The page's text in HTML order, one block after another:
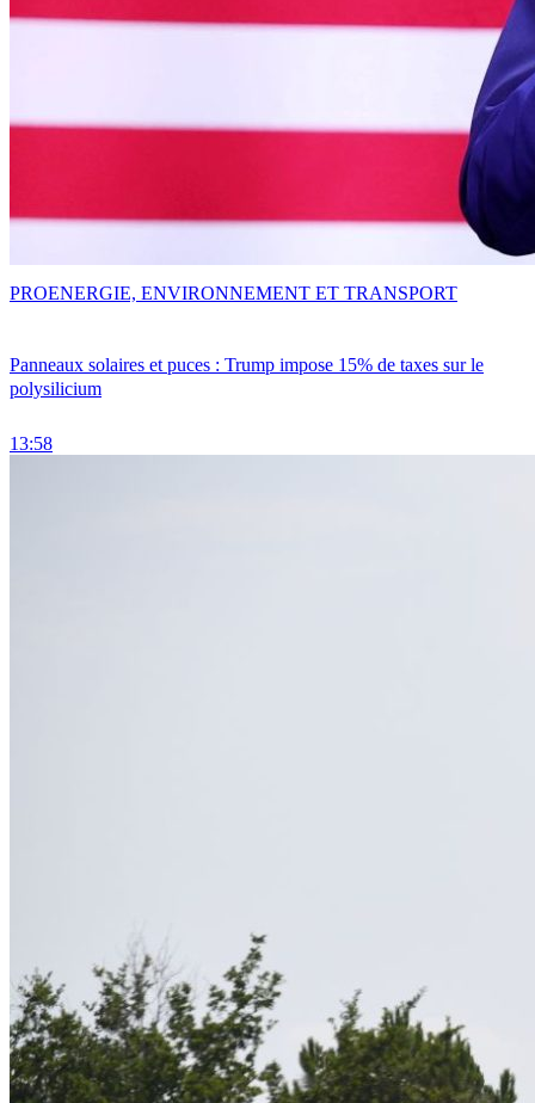
Panneaux solaires et puces : Trump impose 15% de taxes sur le
polysilicium
13:58
PROENERGIE, ENVIRONNEMENT ET TRANSPORT